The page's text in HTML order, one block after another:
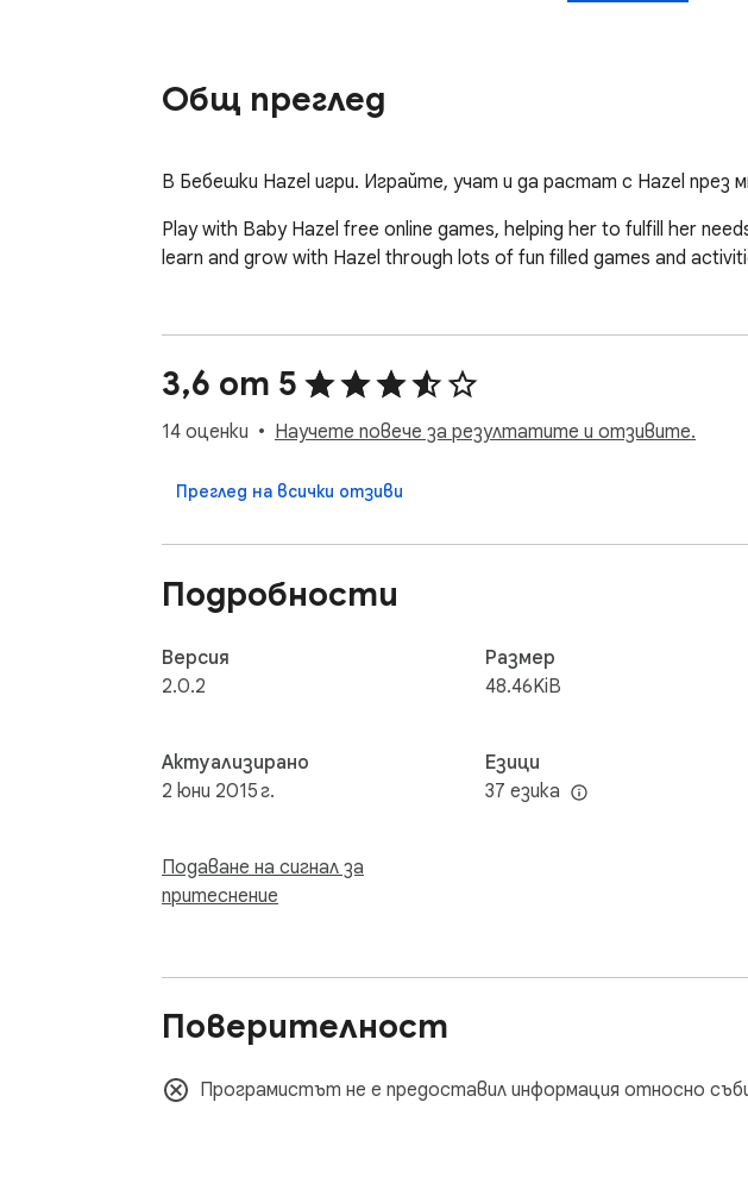
Общ преглед
В Бебешки Hazel игри. Играйте, учат и да растат с Hazel през
Play with Baby Hazel free online games, helping her to fulfill her
learn and grow with Hazel through lots of fun filled games and
3,6 от 5
14 оценки Научете повече за резултатите и отзивите.
Преглед на всички отзиви
Подробности
Версия
2.0.2
Актуализирано
2 юни 2015 г.
Подаване на сигнал за
притеснение
Размер
48.46KiB
Езици
37 езика
Поверителност
Програмистът не е предоставил информация относно